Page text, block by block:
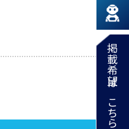
掲載希望はこちら